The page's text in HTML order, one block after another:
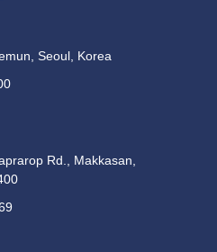
Seoul, Korea
Rd.,
Makkasan,